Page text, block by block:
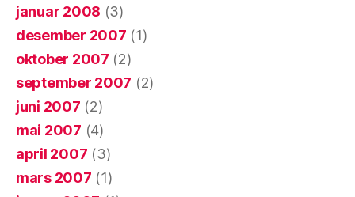
januar 2008 (3)
desember 2007 (1)
oktober 2007 (2)
september 2007 (2)
juni 2007 (2)
mai 2007 (4)
april 2007 (3)
mars 2007 (1)